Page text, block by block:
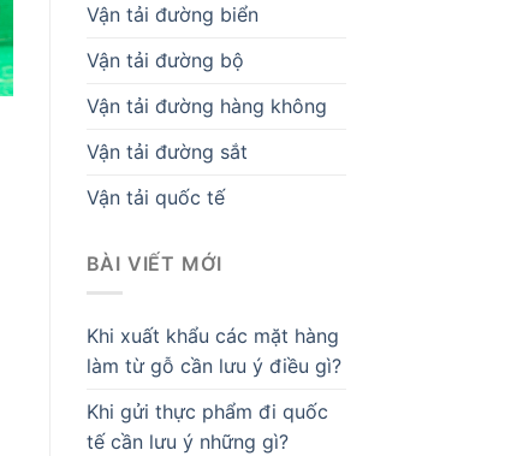
Vận tải đường biển
Vận tải đường bộ
Vận tải đường hàng không
Vận tải đường sắt
Vận tải quốc tế
BÀI VIẾT MỚI
Khi xuất khẩu các mặt hàng
làm từ gỗ cần lưu ý điều gì?
Khi gửi thực phẩm đi quốc
tế cần lưu ý những gì?